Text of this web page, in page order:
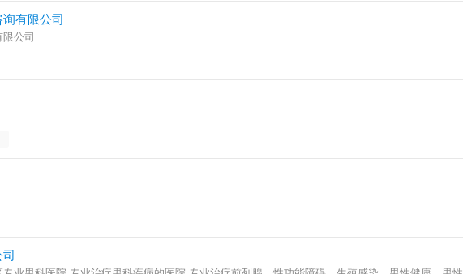
有限公司
公司